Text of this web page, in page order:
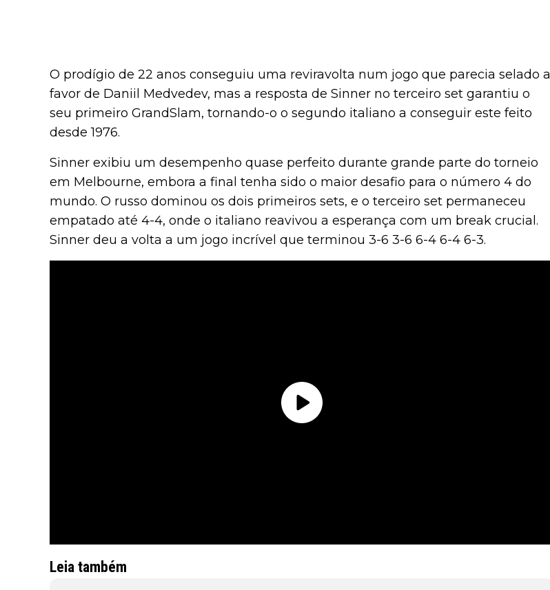
O prodígio de 22 anos conseguiu uma reviravolta num jogo que parecia selado a
favor de Daniil Medvedev, mas a resposta de Sinner no terceiro set garantiu o
seu primeiro GrandSlam, tornando-o o segundo italiano a conseguir este feito
desde 1976.
Sinner exibiu um desempenho quase perfeito durante grande parte do torneio
em Melbourne, embora a final tenha sido o maior desafio para o número 4 do
mundo. O russo dominou os dois primeiros sets, e o terceiro set permaneceu
empatado até 4-4, onde o italiano reavivou a esperança com um break crucial.
Sinner deu a volta a um jogo incrível que terminou 3-6 3-6 6-4 6-4 6-3.
Leia também